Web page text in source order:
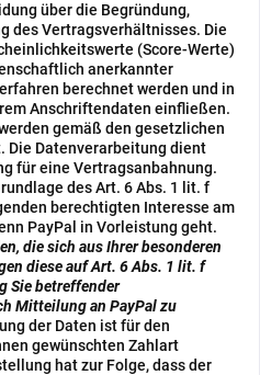
über die Begründung,
des Vertragsverhältnisses. Die
(Score-Werte)
anerkannter
berechnet werden und in
Anschriftendaten einfließen.
gemäß den gesetzlichen
Die Datenverarbeitung dient
für eine Vertragsanbahnung.
des Art. 6 Abs. 1 lit. f
berechtigten Interesse am
PayPal in Vorleistung geht.
die sich aus Ihrer besonderen
diese auf Art. 6 Abs. 1 lit. f
Sie betreffender
Mitteilung an PayPal zu
der Daten ist für den
gewünschten Zahlart
hat zur Folge, dass der